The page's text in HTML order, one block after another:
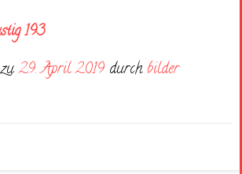
193
29. April 2019 durch bilder